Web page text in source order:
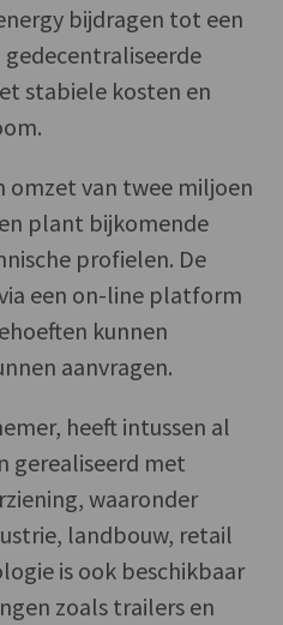
bijdragen tot een
stabiele kosten en
van twee miljoen
plant bijkomende
profielen. De
een on-line platform
kunnen
aanvragen.
heeft intussen al
gerealiseerd met
waaronder
landbouw, retail
is ook beschikbaar
zoals trailers en